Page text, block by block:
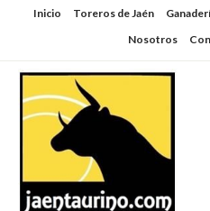
SaltarInicio Toreros de Jaén
Nosotros